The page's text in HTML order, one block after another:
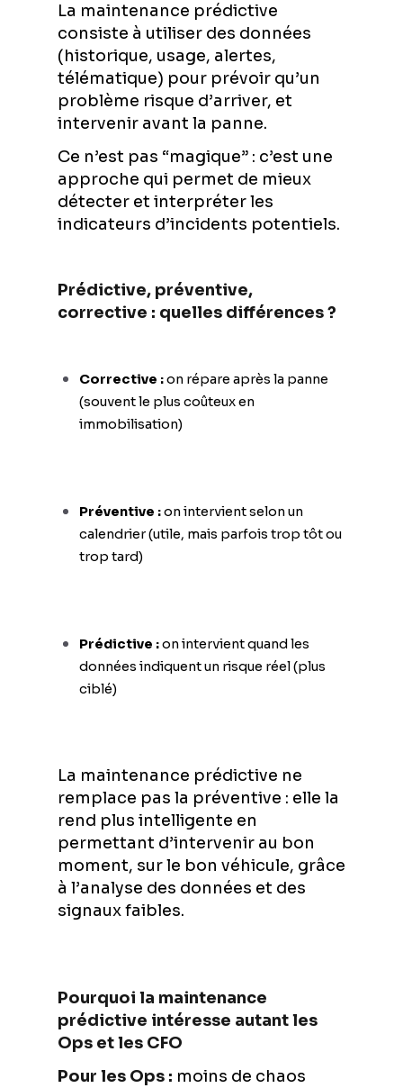
La maintenance prédictive
consiste à utiliser des données
(historique, usage, alertes,
télématique) pour prévoir qu’un
problème risque d’arriver, et
intervenir avant la panne.
Ce n’est pas “magique” : c’est une
approche qui permet de mieux
détecter et interpréter les
indicateurs d’incidents potentiels.
Prédictive, préventive,
corrective : quelles différences ?
Corrective :on répare après la panne
(souvent le plus coûteux en
immobilisation)
Préventive :on intervient selon un
calendrier (utile, mais parfois trop tôt ou
trop tard)
Prédictive :on intervient quand les
données indiquent un risque réel (plus
ciblé)
La maintenance prédictive ne
remplace pas la préventive : elle la
rend plus intelligente en
permettant d’intervenir au bon
moment, sur le bon véhicule, grâce
à l’analyse des données et des
signaux faibles.
Pourquoi la maintenance
prédictive intéresse autant les
Ops et les CFO
Pour les Ops : moins de chaos